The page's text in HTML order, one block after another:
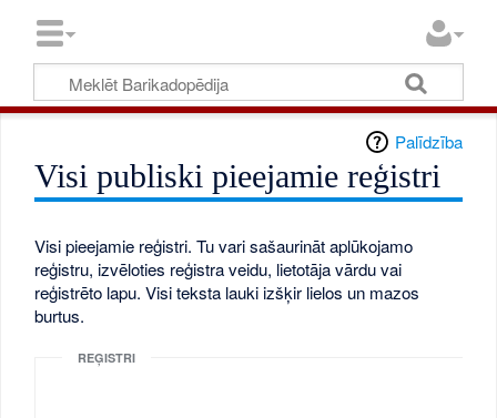
Palīdzība
Visi publiski pieejamie reģistri
Visi pieejamie reģistri. Tu vari sašaurināt aplūkojamo
reģistru, izvēloties reģistra veidu, lietotāja vārdu vai
reģistrēto lapu. Visi teksta lauki izšķir lielos un mazos
burtus.
REĢISTRI